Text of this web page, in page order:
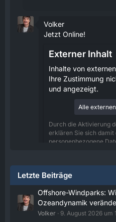
Volker
Jetzt Online!
Externer Inhalt
Inhalte von
Ihre Zustimmung
und angezeigt.
Alle
Durch die Aktivierung
erklären Sie sich damit
personenbezogene
Verfügung gestellt.
Volker
Jetzt Online!
Letzte Beiträge
Offshore-Windparks:
Ozeandynamik
Volker 9. August 2026 um